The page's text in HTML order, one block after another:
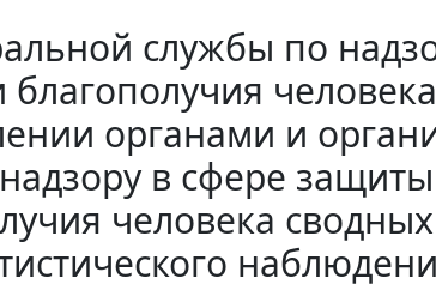
службы по
благополучия
органами и
в сфере
человека